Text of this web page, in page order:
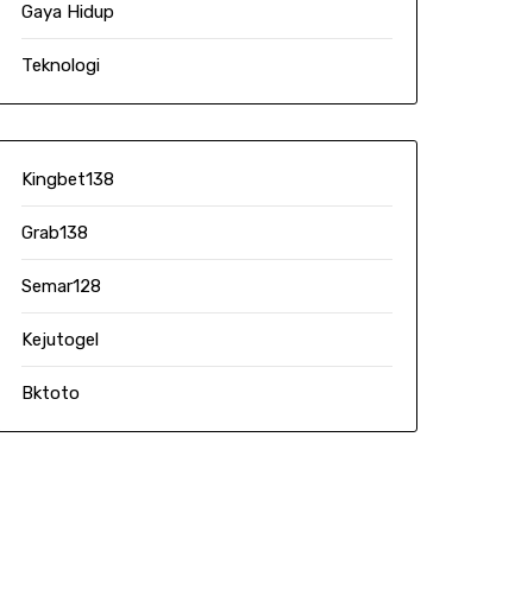
Gaya Hidup
Teknologi
Kingbet138
Grab138
Semar128
Kejutogel
Bktoto